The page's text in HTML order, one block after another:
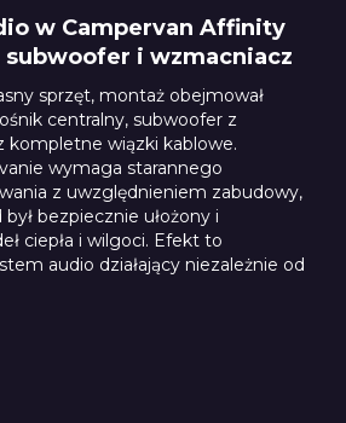
w Campervan Affinity
subwoofer i wzmacniacz
sprzęt, montaż obejmował
centralny, subwoofer z
kompletne wiązki kablowe.
wymaga starannego
z uwzględnieniem zabudowy,
bezpiecznie ułożony i
ciepła i wilgoci. Efekt to
audio działający niezależnie od